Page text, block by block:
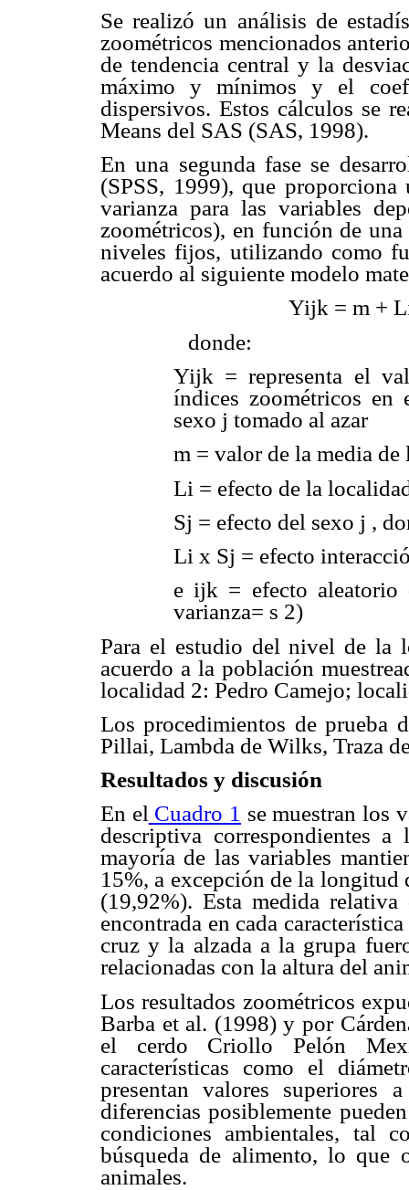
Se realizó un análisis de
zoométricos mencionados
de tendencia central y la
máximo y mínimos y el
dispersivos. Estos cálculos se
Means del SAS (SAS, 1998).
En una segunda fase se
(SPSS, 1999), que
varianza para las variables
zoométricos), en función de
niveles fijos, utilizando como
acuerdo al siguiente modelo
Yijk = m +
donde:
Yijk = representa el
índices zoométricos
sexo j tomado al azar
m = valor de la media
Li = efecto de la
Sj = efecto del sexo j ,
Li x Sj = efecto
e ijk = efecto aleatorio
varianza= s 2)
Para el estudio del nivel de la
acuerdo a la población
localidad 2: Pedro Camejo;
Los procedimientos de prueba
Pillai, Lambda de Wilks, Traza
Resultados y discusión
En el Cuadro 1 se muestran los
descriptiva correspondientes a
mayoría de las variables
15%, a excepción de la longitud
(19,92%). Esta medida
encontrada en cada
cruz y la alzada a la grupa
relacionadas con la altura del
Los resultados zoométricos
Barba et al. (1998) y por
el cerdo Criollo Pelón
características como el
presentan valores superiores
diferencias posiblemente
condiciones ambientales, tal
búsqueda de alimento, lo que
animales.